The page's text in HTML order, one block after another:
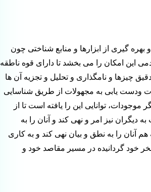
بهره گیری از ابزارها و منابع شناختی چون
امکان را می بخشد تا دارای قوه ناطقه
چیزها و نامگذاری و تحلیل و تجزیه آن ها
ودست یابی به مجهولات از طریق شناسایی
توانایی این را یافته است تا از
نیز امر و نهی کند و آنان را به
آنان را به نطق و بیان نهی کند و به کاری
خود گردانیده در مسیر مقاصد خود و